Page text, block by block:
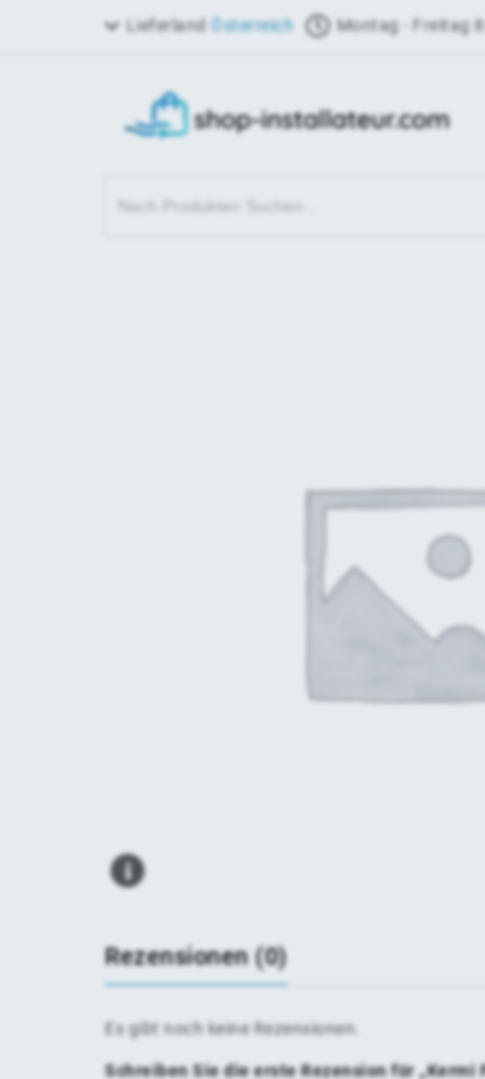
Lieferland Österreich Montag - Freitag
Rezensionen (0)
Es gibt noch keine Rezensionen.
Schreiben Sie die erste Rezension für „Kermi